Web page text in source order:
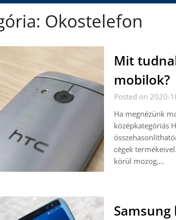
Okostelefon
Mit
mobilok?
Posted on 2020-
Ha megnézünk
középkategóriás
cégek
körül mozog,…